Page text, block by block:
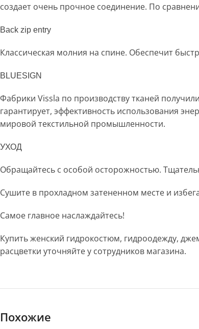
создает очень прочное соединение. По
Back zip entry
Классическая молния на спине. Обеспечит
BLUESIGN
Фабрики Vissla по производству тканей
гарантирует, эффективность использования
мировой текстильной промышленности.
УХОД
Обращайтесь с особой осторожностью.
Сушите в прохладном затененном месте и
Самое главное наслаждайтесь!
Купить женский гидрокостюм, гидроодежду,
расцветки уточняйте у сотрудников магазина.
Похожие